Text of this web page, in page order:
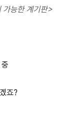
능한 계기판>
죠?